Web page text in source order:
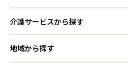
介護サービスから探す
地域から探す